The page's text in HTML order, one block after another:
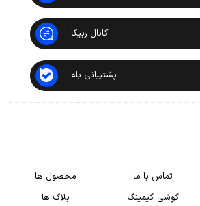
کانال ربیکا
پشتیبانی بله
تماس با ما
محصول ها
گوشی گیمینگ بلاگ ها